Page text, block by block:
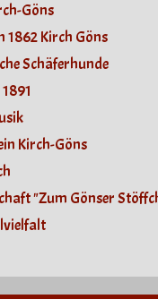
Göns
1862 Kirch Göns
Schäferhunde
Kirch-Göns
"Zum Gönser